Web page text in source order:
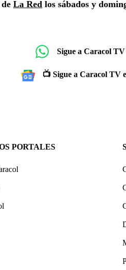
La Red los sábados y
Sigue a Caracol
📺 Sigue a Caracol TV
PORTALES